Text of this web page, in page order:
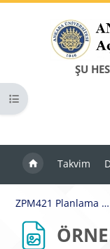
ŞU
Takvim
Kurs dizinini aç
ZPM421 Planlama Stüdyosu II (A)